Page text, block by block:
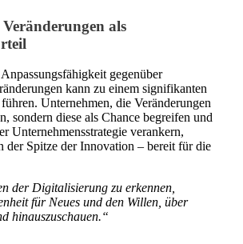
als
gegenüber
kann zu einem signifikanten
Unternehmen, die Veränderungen
sondern diese als Chance begreifen und
Unternehmensstrategie verankern,
der Spitze der Innovation – bereit für die
der Digitalisierung zu erkennen,
für Neues und den Willen, über
hinauszuschauen.“